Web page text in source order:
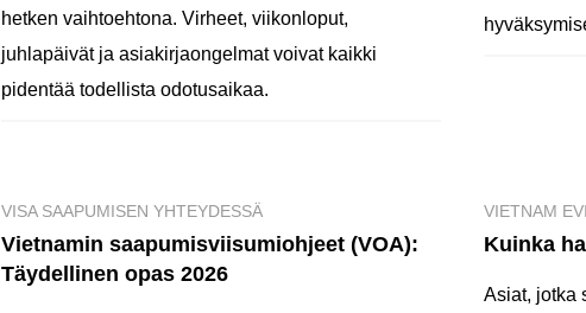
hetken vaihtoehtona. Virheet, viikonloput,
juhlapäivät ja asiakirjaongelmat voivat kaikki
pidentää todellista odotusaikaa.
VISA SAAPUMISEN YHTEYDESSÄ
Vietnamin saapumisviisumiohjeet (VOA):
Täydellinen opas 2026
VIETNAM
Kuinka
Asiat, jotka